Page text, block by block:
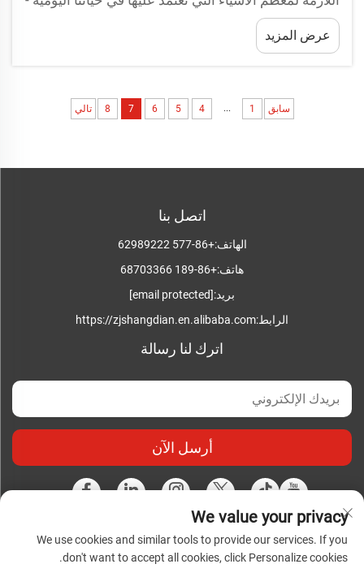
منازلنا، مدارسنا، مستشفياتنا وأماكن عملنا. وفي غياب
الكهرباء، لن يتمتع الكثير مما نحتاج إليه ويحبه الناس...
عرض المزيد
سابق 1
...
4
5
6
7
8 تالي
اتصل بنا
الهاتف:+86-577 62989222
هاتف:+86-189 68703366
بريد:[email protected]
الرابط:https://zjshangdian.en.alibaba.com
اترك لنا رسالة
أرسل الآن
حقوق النشر محفوظة © شركة تشجيانغ شانغديان للصناعات
الكهربائية المتكاملة المحدودة. جميع الحقوق محفوظة |
We value your privacy
We use cookies and similar tools to provide our services. If you
don't want to accept all cookies, click Personalize cookies.